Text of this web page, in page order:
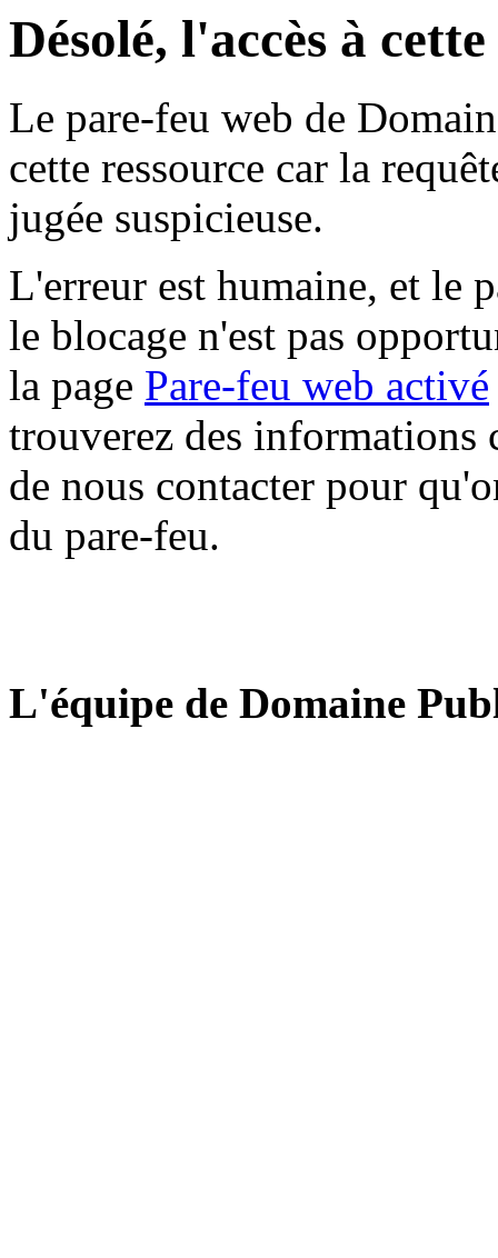
Désolé, l'accès à
Le pare-feu web de
cette ressource car la
jugée suspicieuse.
L'erreur est humaine, et le
le blocage n'est pas
la page Pare-feu web activé
trouverez des informations
de nous contacter pour
du pare-feu.
L'équipe de Domaine